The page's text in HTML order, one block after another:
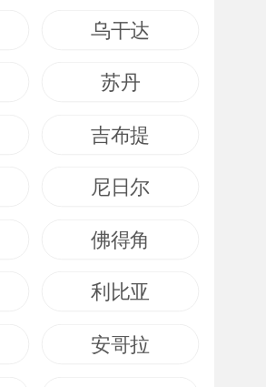
乌干达
苏丹
吉布提
尼日尔
佛得角
利比亚
安哥拉